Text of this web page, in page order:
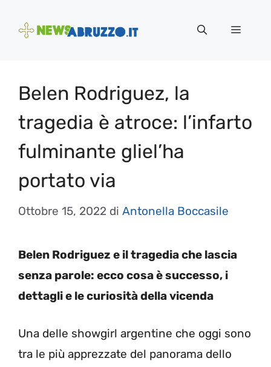
Menu
Belen Rodriguez, la
tragedia è atroce: l’infarto
fulminante gliel’ha
portato via
Ottobre 15, 2022 di Antonella Boccasile
Belen Rodriguez e il tragedia che lascia
senza parole: ecco cosa è successo, i
dettagli e le curiosità della vicenda
Una delle showgirl argentine che oggi sono
tra le più apprezzate del panorama dello